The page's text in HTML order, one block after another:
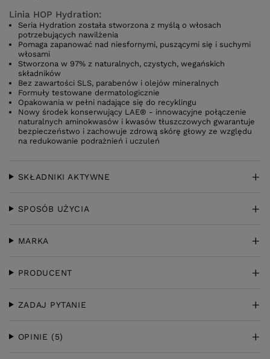
Linia HOP Hydration:
Seria Hydration została stworzona z myślą o włosach
potrzebujących nawilżenia
Pomaga zapanować nad niesfornymi, puszącymi się i suchymi
włosami
Stworzona w 97% z naturalnych, czystych, wegańskich
składników
Bez zawartości SLS, parabenów i olejów mineralnych
Formuły testowane dermatologicznie
Opakowania w pełni nadające się do recyklingu
Nowy środek konserwujący LAE® - innowacyjne połączenie
naturalnych aminokwasów i kwasów tłuszczowych gwarantuje
bezpieczeństwo i zachowuje zdrową skórę głowy ze względu
na redukowanie podrażnień i uczuleń
SKŁADNIKI AKTYWNE
SPOSÓB UŻYCIA
MARKA
PRODUCENT
ZADAJ PYTANIE
OPINIE (5)